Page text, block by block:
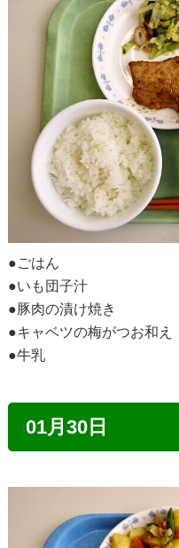
●ごはん
●いも団子汁
●豚肉の漬け焼き
●キャベツの梅がつお和え
●牛乳
01月30日